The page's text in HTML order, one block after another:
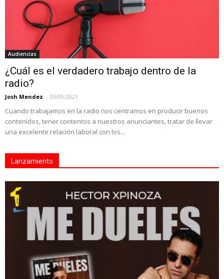
Audiencias
¿Cuál es el verdadero trabajo dentro de la
radio?
Josh Mendez - 03/09/2021
Cuando trabajamos en la radio nos centramos en producir buenos
contenidos, tener contentos a nuestros anunciantes, tratar de llevar
una excelente relación laboral con los...
Lanzamiento